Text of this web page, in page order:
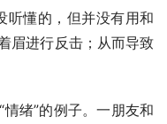
听懂的，但并没有用和
眉进行反击；从而导致
绪”的例子。一朋友和